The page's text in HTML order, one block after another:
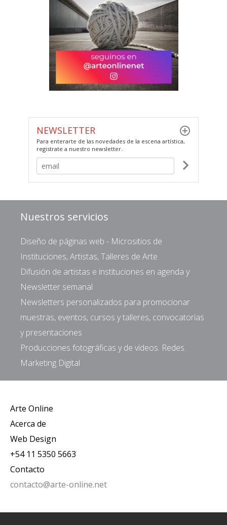
NEWSLETTER
Para enterarte de las novedades de la escena artística,
registrate a nuestro newsletter.
Nuestros servicios
Diseño de páginas web - Micrositios de
Instituciones, Artistas, Talleres de Arte
Difusión de artistas e instituciones en agenda y
Newsletter semanal
Newsletters personalizados para promocionar
muestras, eventos, cursos y talleres, convocatorias
y presentaciones
Producciones fotográficas y de videos. Redes.
Marketing Digital
Arte Online
Acerca de
Web Design
+54 11 5350 5663
Contacto
contacto@arte-online.net